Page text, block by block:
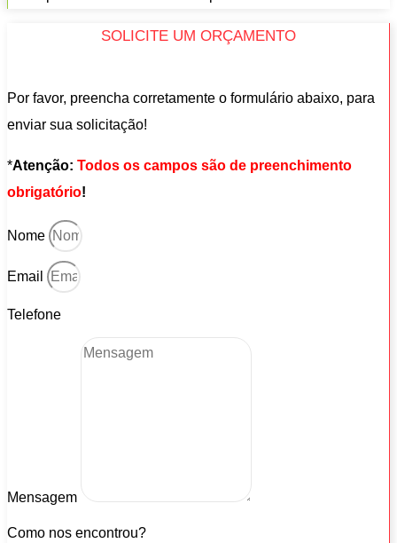
SOLICITE UM ORÇAMENTO
Por favor, preencha corretamente o formulário abaixo, para
enviar sua solicitação!
*Atenção: Todos os campos são de preenchimento
obrigatório!
Nome
Email
Telefone
Mensagem
Como nos encontrou?